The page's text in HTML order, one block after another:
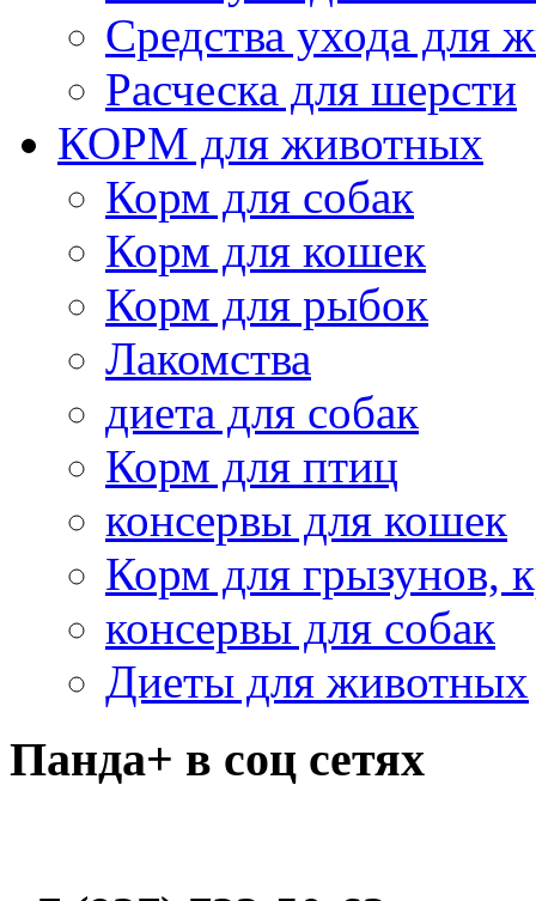
Cредства ухода для
Расческа для шерсти
КОРМ для животных
Корм для собак
Корм для кошек
Корм для рыбок
Лакомства
диета для собак
Корм для птиц
консервы для кошек
Корм для грызунов,
консервы для собак
Диеты для животных
Панда+ в соц сетях